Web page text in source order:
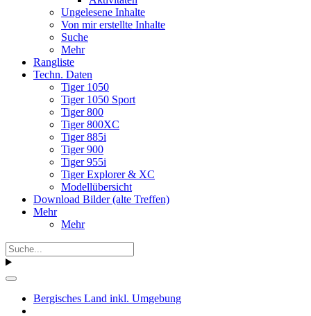
Ungelesene Inhalte
Von mir erstellte Inhalte
Suche
Mehr
Rangliste
Techn. Daten
Tiger 1050
Tiger 1050 Sport
Tiger 800
Tiger 800XC
Tiger 885i
Tiger 900
Tiger 955i
Tiger Explorer & XC
Modellübersicht
Download Bilder (alte Treffen)
Mehr
Mehr
Bergisches Land inkl. Umgebung